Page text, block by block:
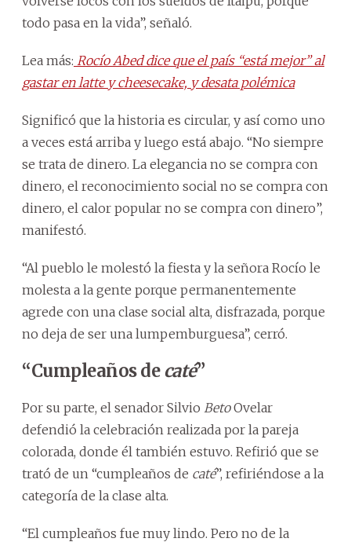
todo pasa en la vida”, señaló.
Lea más: Rocío Abed dice que el país “está mejor” al
gastar en latte y cheesecake, y desata polémica
Significó que la historia es circular, y así como uno
a veces está arriba y luego está abajo. “No siempre
se trata de dinero. La elegancia no se compra con
dinero, el reconocimiento social no se compra con
dinero, el calor popular no se compra con dinero”,
manifestó.
“Al pueblo le molestó la fiesta y la señora Rocío le
molesta a la gente porque permanentemente
agrede con una clase social alta, disfrazada, porque
no deja de ser una lumpemburguesa”, cerró.
“Cumpleaños de caté”
Por su parte, el senador Silvio BetoOvelar
defendió la celebración realizada por la pareja
colorada, donde él también estuvo. Refirió que se
trató de un “cumpleaños de caté”, refiriéndose a la
categoría de la clase alta.
“El cumpleaños fue muy lindo. Pero no de la